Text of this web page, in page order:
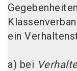
ein
a) bei